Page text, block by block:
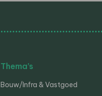
Thema’s
Bouw/Infra & Vastgoed